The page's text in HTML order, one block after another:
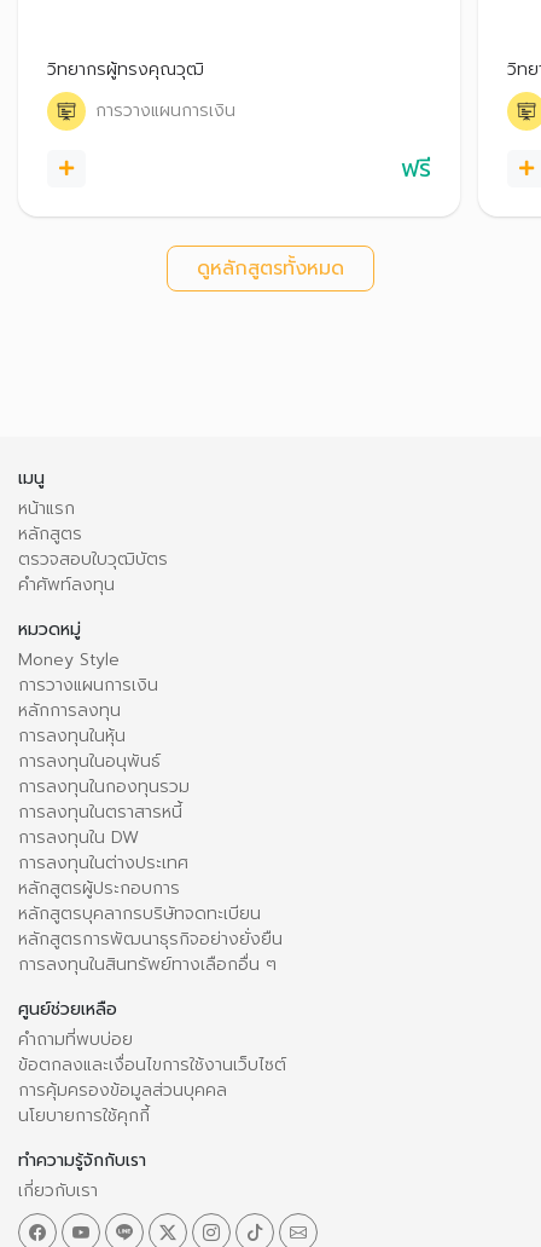
วิทยากรผู้ทรงคุณวุฒิ
การวางแผนการเงิน
ฟรี
คน
วิท
ดูหลักสูตรทั้งหมด
เมนู
หน้าแรก
หลักสูตร
ตรวจสอบใบวุฒิบัตร
คำศัพท์ลงทุน
หมวดหมู่
Money Style
การวางแผนการเงิน
หลักการลงทุน
การลงทุนในหุ้น
การลงทุนในอนุพันธ์
การลงทุนในกองทุนรวม
การลงทุนในตราสารหนี้
การลงทุนใน DW
การลงทุนในต่างประเทศ
หลักสูตรผู้ประกอบการ
หลักสูตรบุคลากรบริษัทจดทะเบียน
หลักสูตรการพัฒนาธุรกิจอย่างยั่งยืน
การลงทุนในสินทรัพย์ทางเลือกอื่น ๆ
ศูนย์ช่วยเหลือ
คำถามที่พบบ่อย
ข้อตกลงและเงื่อนไขการใช้งานเว็บไซต์
การคุ้มครองข้อมูลส่วนบุคคล
นโยบายการใช้คุกกี้
ทำความรู้จักกับเรา
เกี่ยวกับเรา